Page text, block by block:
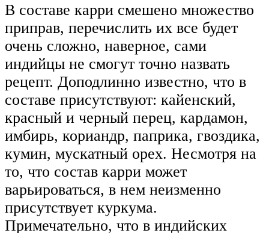
В составе карри смешено множество
приправ, перечислить их все будет
очень сложно, наверное, сами
индийцы не смогут точно назвать
рецепт. Доподлинно известно, что в
составе присутствуют: кайенский,
красный и черный перец, кардамон,
имбирь, кориандр, паприка, гвоздика,
кумин, мускатный орех. Несмотря на
то, что состав карри может
варьироваться, в нем неизменно
присутствует куркума.
Примечательно, что в индийских